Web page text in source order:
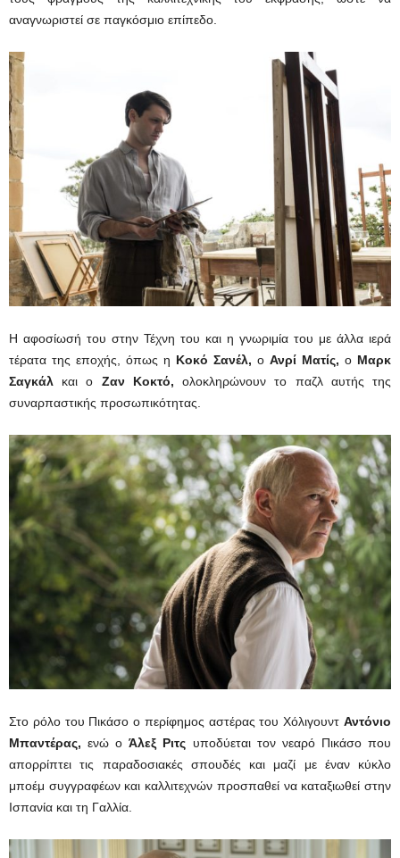
αναγνωριστεί σε παγκόσμιο επίπεδο.
Η αφοσίωσή του στην Τέχνη του και η γνωριμία του με άλλα ιερά
τέρατα της εποχής, όπως η Κοκό Σανέλ, ο Ανρί Ματίς, ο Μαρκ
Σαγκάλ και ο Ζαν Κοκτό, ολοκληρώνουν το παζλ αυτής της
συναρπαστικής προσωπικότητας.
Στο ρόλο του Πικάσο ο περίφημος αστέρας του Χόλιγουντ Αντόνιο
Μπαντέρας, ενώ οΆλεξ Ριτς υποδύεται τον νεαρό Πικάσο που
απορρίπτει τις παραδοσιακές σπουδές και μαζί με έναν κύκλο
μποέμ συγγραφέων και καλλιτεχνών προσπαθεί να καταξιωθεί στην
Ισπανία και τη Γαλλία.